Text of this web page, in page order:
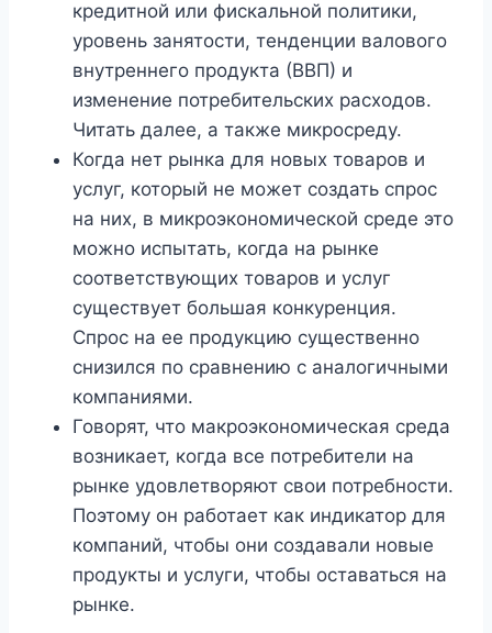
кредитной или фискальной политики,
уровень занятости, тенденции валового
внутреннего продукта (ВВП) и
изменение потребительских расходов.
Читать далее, а также микросреду.
Когда нет рынка для новых товаров и
услуг, который не может создать спрос
на них, в микроэкономической среде это
можно испытать, когда на рынке
соответствующих товаров и услуг
существует большая конкуренция.
Спрос на ее продукцию существенно
снизился по сравнению с аналогичными
компаниями.
Говорят, что макроэкономическая среда
возникает, когда все потребители на
рынке удовлетворяют свои потребности.
Поэтому он работает как индикатор для
компаний, чтобы они создавали новые
продукты и услуги, чтобы оставаться на
рынке.